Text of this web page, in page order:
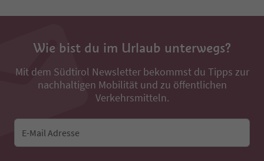
Wie bist du im Urlaub unterwegs?
Mit dem Südtirol Newsletter bekommst du Tipps zur
nachhaltigen Mobilität und zu öffentlichen
Verkehrsmitteln.
E-Mail Adresse